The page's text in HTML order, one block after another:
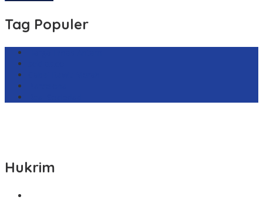
Tag Populer
Hukrim